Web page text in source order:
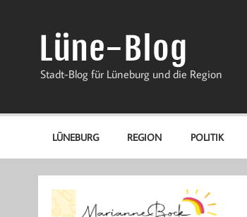
Lüne-Blog
Stadt-Blog für Lüneburg und die Region
LÜNEBURG REGION POLITIK